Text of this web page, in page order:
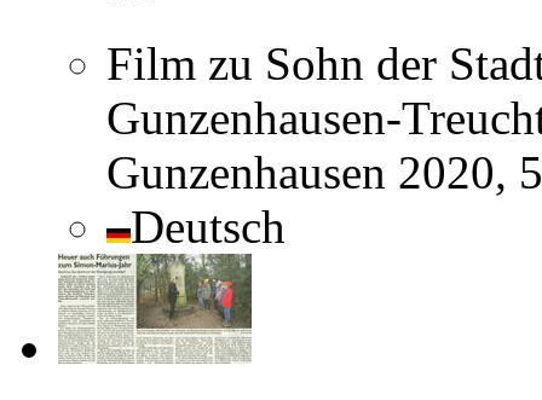
Film zu Sohn der
Gunzenhausen-
Gunzenhausen 2020, 5
Deutsch